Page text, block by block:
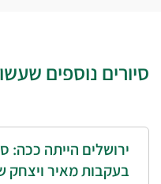
סיורים נוספים
ירושלים הייתה ככה:
בעקבות מאיר ויצחק